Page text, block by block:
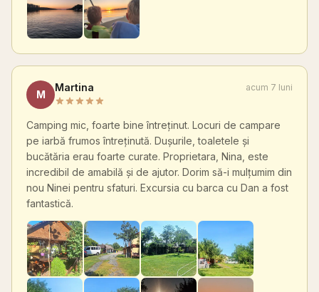
M
Martina acum 7 luni
Camping mic, foarte bine întreținut. Locuri de campare
pe iarbă frumos întreținută. Dușurile, toaletele și
bucătăria erau foarte curate. Proprietara, Nina, este
incredibil de amabilă și de ajutor. Dorim să-i mulțumim din
nou Ninei pentru sfaturi. Excursia cu barca cu Dan a fost
fantastică.